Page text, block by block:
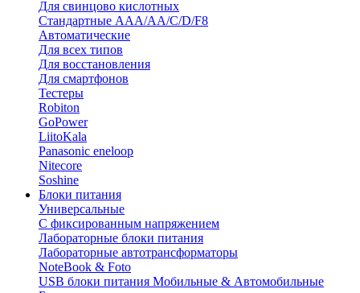
Для свинцово кислотных
Стандартные ААА/АА/С/D/F8
Автоматические
Для всех типов
Для восстановления
Для смартфонов
Тестеры
Robiton
GoPower
LiitoKala
Panasonic eneloop
Nitecore
Soshine
Блоки питания
Универсальные
C фиксированным напряжением
Лабораторные блоки питания
Лабораторные автотрансформаторы
NoteBook & Foto
USB блоки питания Мобильные & Автомобильные